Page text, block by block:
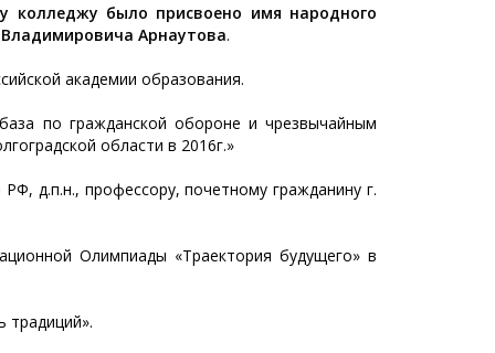
колледжу было присвоено имя народного
Арнаутова.
академии образования.
по гражданской обороне и чрезвычайным
области в 2016г.»
д.п.н., профессору, почетному гражданину г.
Олимпиады «Траектория будущего» в
традиций».